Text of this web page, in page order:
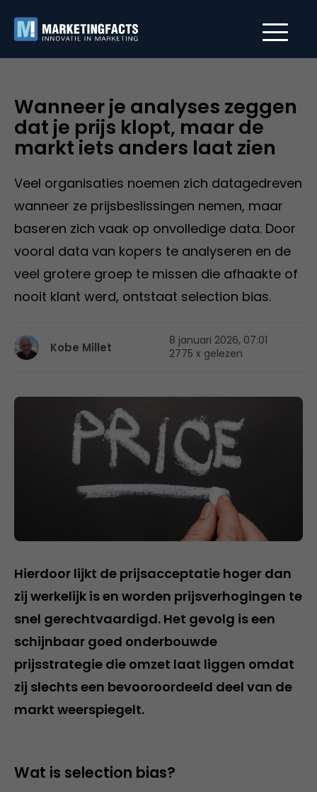
Wanneer je analyses zeggen
dat je prijs klopt, maar de
markt iets anders laat zien
Veel organisaties noemen zich datagedreven
wanneer ze prijsbeslissingen nemen, maar
baseren zich vaak op onvolledige data. Door
vooral data van kopers te analyseren en de
veel grotere groep te missen die afhaakte of
nooit klant werd, ontstaat selection bias.
Kobe Millet
8 januari 2026, 07:01
2775 x gelezen
Hierdoor lijkt de prijsacceptatie hoger dan
zij werkelijk is en worden prijsverhogingen te
snel gerechtvaardigd. Het gevolg is een
schijnbaar goed onderbouwde
prijsstrategie die omzet laat liggen omdat
zij slechts een bevooroordeeld deel van de
markt weerspiegelt.
Wat is selection bias?